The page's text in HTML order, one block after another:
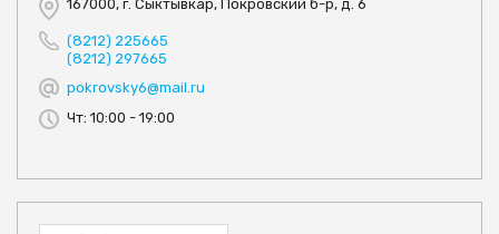
167000, г. Сыктывкар, Покровский б-р, д. 6
(8212) 225665
(8212) 297665
pokrovsky6@mail.ru
Чт: 10:00 - 19:00